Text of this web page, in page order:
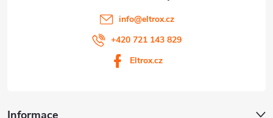
info@eltrox.cz
+420 721 143 829
Eltrox.cz
Informace